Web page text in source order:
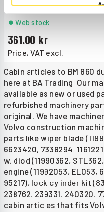
Åtgår1
Price, VAT excl.
361.00
Web stock
Cabin articles to BM 860
here at BA Trading. Our
available as new or used
refurbished machinery
original. We have
Volvo construction
parts like wiper blade
6623420, 7338294,
w. diod (11990362,
engine (11992053, EL053,
95217), lock cylinder kit
238762, 239331, 240320,
cabin articles that fits